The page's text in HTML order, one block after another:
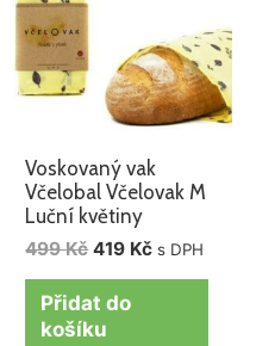
Voskovaný vak
Včelobal Včelovak M
Luční květiny
499Kč 419 Kč s DPH
Přidat do
košíku